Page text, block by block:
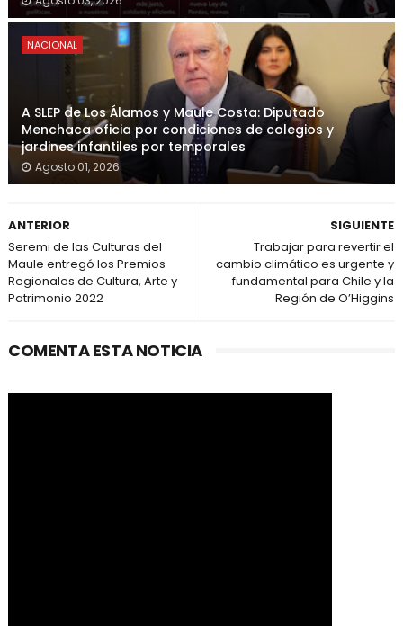
NACIONAL
A SLEP de Los Álamos y Maule Costa: Diputado
Menchaca oficia por condiciones de colegios y
jardines infantiles por temporales
Agosto 01, 2026
SIGUIENTE
Trabajar para revertir el
cambio climático es urgente y
fundamental para Chile y la
Región de O’Higgins
ANTERIOR
Seremi de las Culturas del
Maule entregó los Premios
Regionales de Cultura, Arte y
Patrimonio 2022
COMENTA ESTA NOTICIA